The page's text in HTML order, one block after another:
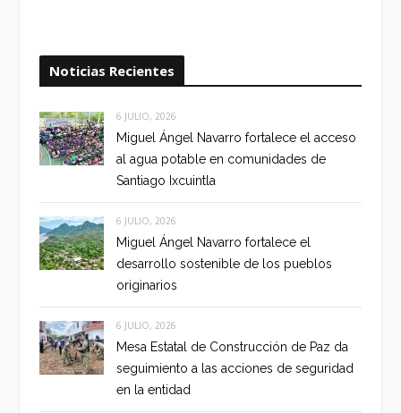
Noticias Recientes
6 JULIO, 2026
Miguel Ángel Navarro fortalece el acceso
al agua potable en comunidades de
Santiago Ixcuintla
6 JULIO, 2026
Miguel Ángel Navarro fortalece el
desarrollo sostenible de los pueblos
originarios
6 JULIO, 2026
Mesa Estatal de Construcción de Paz da
seguimiento a las acciones de seguridad
en la entidad